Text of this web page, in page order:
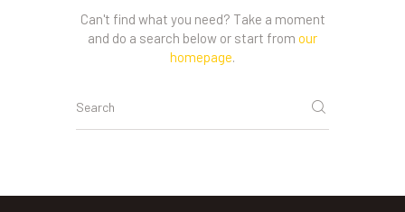
Can't find what you need? Take a moment
and do a search below or start from our
homepage.